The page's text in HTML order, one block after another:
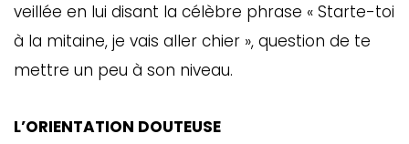
veillée en lui disant la célèbre phrase « Starte-toi
à la mitaine, je vais aller chier », question de te
mettre un peu à son niveau.
L’ORIENTATION DOUTEUSE